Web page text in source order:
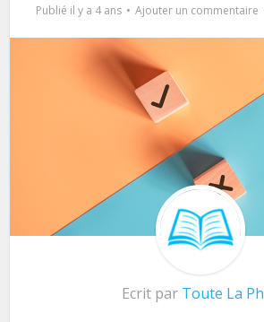
Publié il y a 4 ans Ajouter un commentaire
Ecrit par Toute La